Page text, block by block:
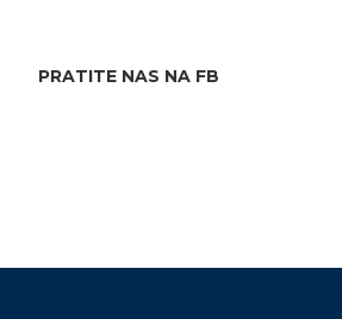
PRATITE NAS NA FB